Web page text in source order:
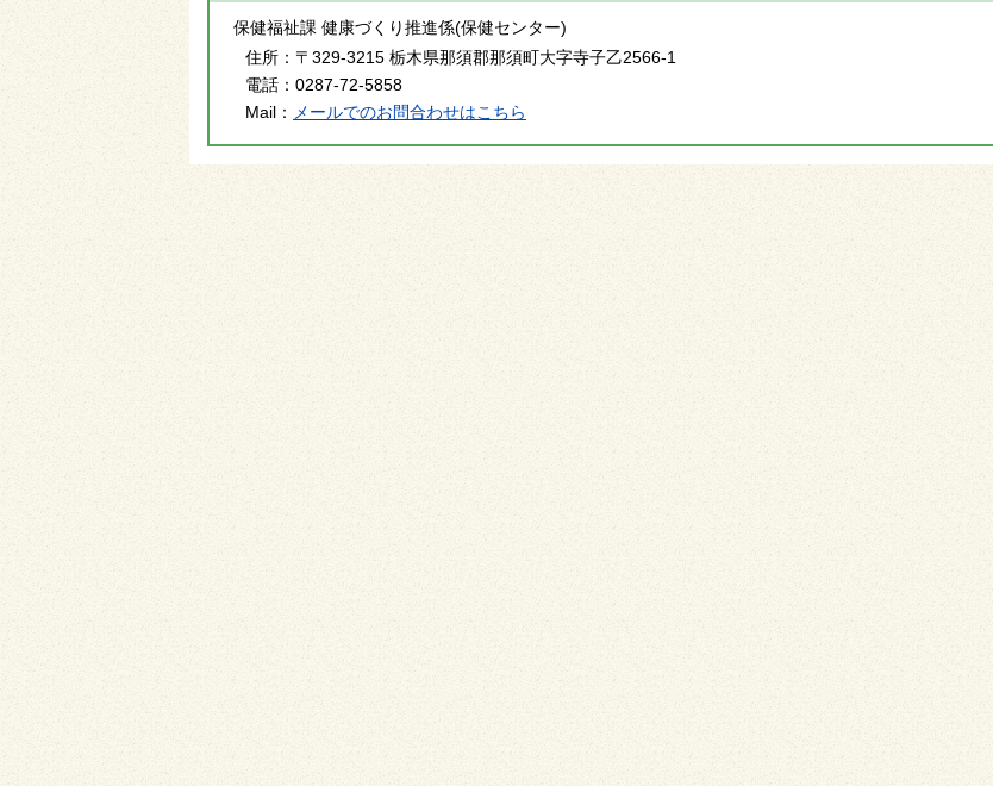
保健福祉課 健康づくり推進係(保健センター)
住所： 〒329-3215 栃木県那須郡那須町大字寺子乙2566-1
電話： 0287-72-5858
Mail： メールでのお問合わせはこちら